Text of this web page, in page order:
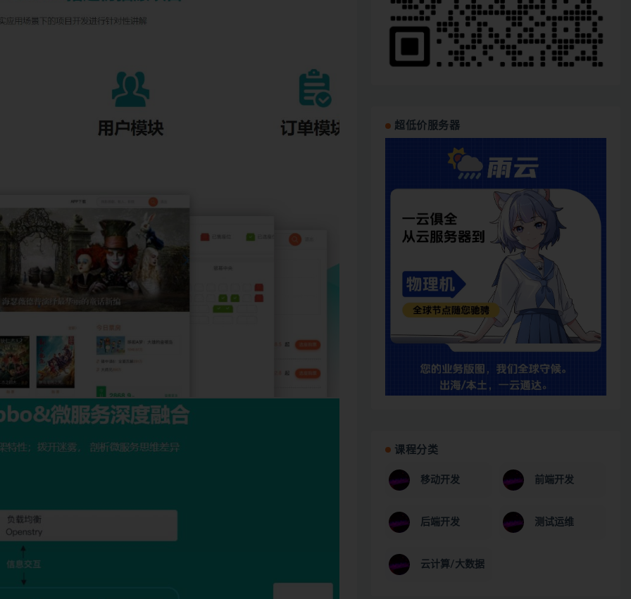
超低价服务器
课程分类
移动开发 前端开发
后端开发 测试运维
云计算/大数据